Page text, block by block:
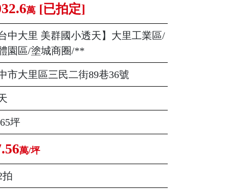
萬 [已拍定]
台中大里 美群國小透天】大里工業區/
園區/塗城商圈/**
市大里區三民二街89巷36號
坪
萬/坪
拍